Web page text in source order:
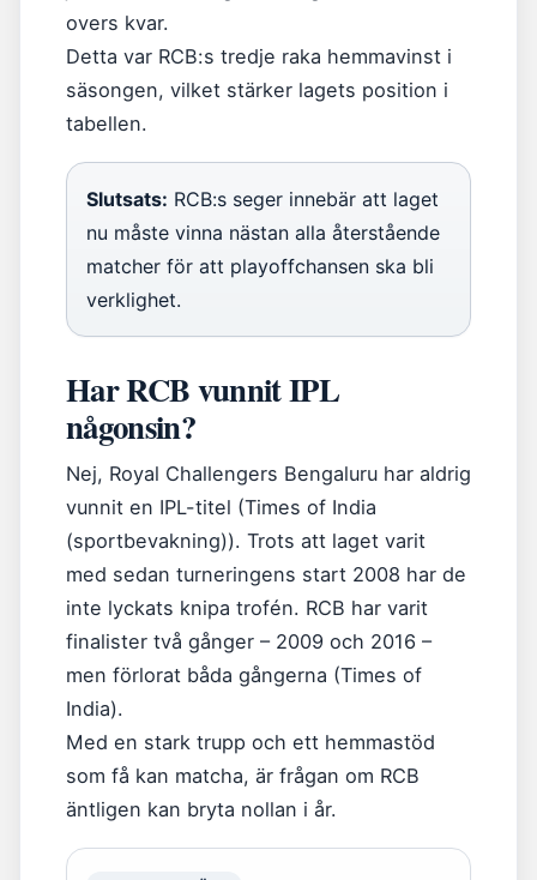
overs kvar.
Detta var RCB:s tredje raka hemmavinst i
säsongen, vilket stärker lagets position i
tabellen.
Slutsats: RCB:s seger innebär att laget
nu måste vinna nästan alla återstående
matcher för att playoffchansen ska bli
verklighet.
Har RCB vunnit IPL
någonsin?
Nej, Royal Challengers Bengaluru har aldrig
vunnit en IPL-titel (Times of India
(sportbevakning)). Trots att laget varit
med sedan turneringens start 2008 har de
inte lyckats knipa trofén. RCB har varit
finalister två gånger – 2009 och 2016 –
men förlorat båda gångerna (Times of
India).
Med en stark trupp och ett hemmastöd
som få kan matcha, är frågan om RCB
äntligen kan bryta nollan i år.